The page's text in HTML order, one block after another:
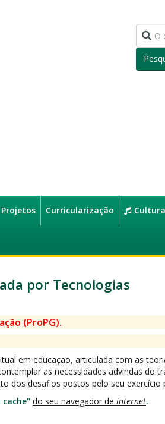
Projetos Curricularização Cultura
por Tecnologias
(ProPG).
em educação, articulada com as
as necessidades advindas do
dos desafios postos pelo seu exercício
do seu navegador de internet.